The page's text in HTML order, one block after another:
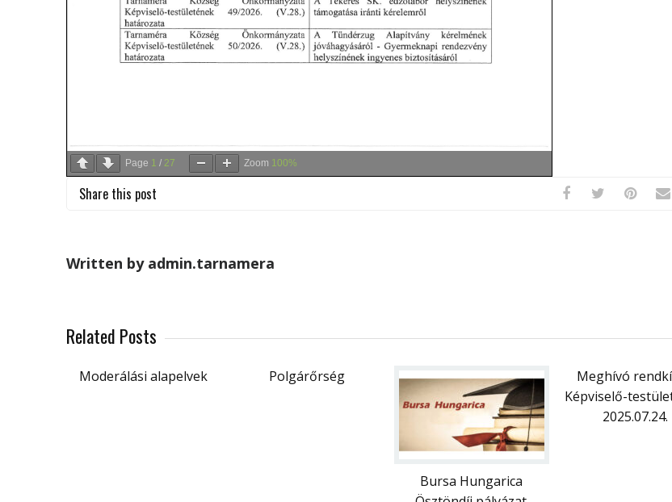
Page 1 / 27 Zoom 100%
Share this post
Written by admin.tarnamera
Related Posts
Moderálási alapelvek Polgárőrség
Bursa Hungarica
Meghívó
Képviselő-
2025.07.24.